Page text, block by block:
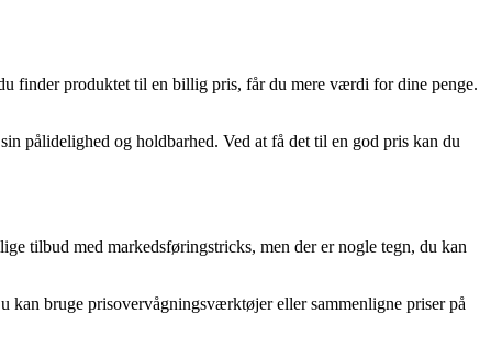
finder produktet til en billig pris, får du mere værdi for dine penge.
pålidelighed og holdbarhed. Ved at få det til en god pris kan du
tilbud med markedsføringstricks, men der er nogle tegn, du kan
bruge prisovervågningsværktøjer eller sammenligne priser på